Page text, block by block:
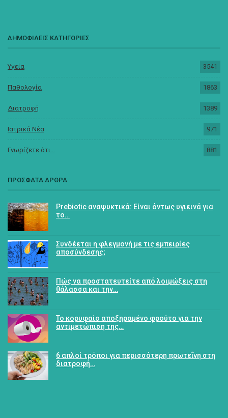
ΔΗΜΟΦΙΛΕΙΣ ΚΑΤΗΓΟΡΙΕΣ
Υγεία 3541
Παθολογία 1863
Διατροφή 1389
Ιατρικά Νέα 971
Γνωρίζετε ότι... 881
ΠΡΟΣΦΑΤΑ ΑΡΘΡΑ
Prebiotic αναψυκτικά: Είναι όντως υγιεινά για
το…
Συνδέεται η φλεγμονή με τις εμπειρίες
αποσύνδεσης;
Πώς να προστατευτείτε από λοιμώξεις στη
θάλασσα και την…
Το κορυφαίο αποξηραμένο φρούτο για την
αντιμετώπιση της…
6 απλοί τρόποι για περισσότερη πρωτεΐνη στη
διατροφή…